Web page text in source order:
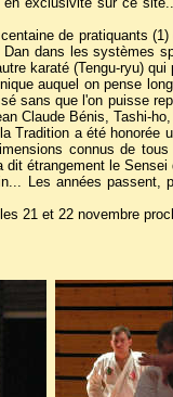
de pratiquants
dans les systèmes
karaté (Tengu-ryu)
auquel on pense
sans que l'on puisse
Claude Bénis, Tashi-
a été honorée
connus de
étrangement le
Les années
21 et 22 novembre